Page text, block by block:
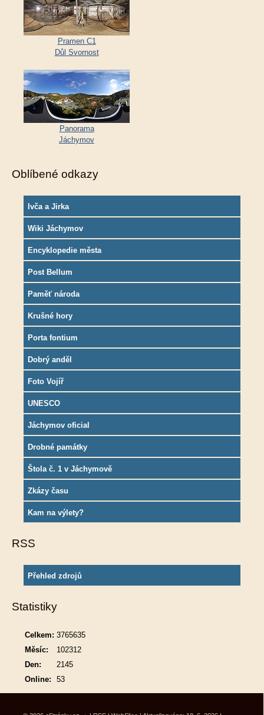
Pramen C1
Důl Svornost
Panorama
Jáchymov
Oblíbené odkazy
Ivča a Jirka
Wiki Jáchymov
Encyklopedie města
Post Bellum
Paměť národa
Krušné hory
Porta fontium
Dobrý anděl
Foto Vojíř
UNESCO
Jáchymov oficial
Drobné památky
Štola č. 1 v Jáchymově
Zkázy času
Kam na výlety?
RSS
Přehled zdrojů
Statistiky
Online: 53
Celkem: 3765635
Měsíc:
102312
Den:
2145